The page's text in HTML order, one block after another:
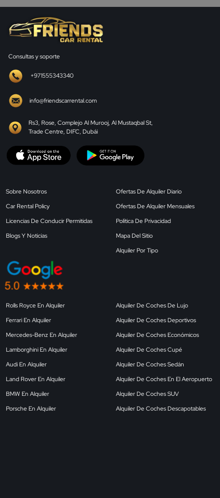
Consultas y soporte
+971555343340
info@friendscarrental.com
Rs3, Rose, Complejo Al Murooj, Al Mustaqbal St,
Trade Centre, DIFC, Dubái
Sobre Nosotros
Car Rental Policy
Licencias De Conducir Permitidas
Blogs Y Noticias
Ofertas De Alquiler Diario
Ofertas De Alquiler Mensuales
Política De Privacidad
Mapa Del Sitio
Alquiler Por Tipo
Rolls Royce En Alquiler
Ferrari En Alquiler
Mercedes-Benz En Alquiler
Lamborghini En Alquiler
Audi En Alquiler
Land Rover En Alquiler
BMW En Alquiler
Porsche En Alquiler
Alquiler De Coches De Lujo
Alquiler De Coches Deportivos
Alquiler De Coches Económicos
Alquiler De Coches Cupé
Alquiler De Coches Sedán
Alquiler De Coches En El Aeropuerto
Alquiler De Coches SUV
Alquiler De Coches Descapotables